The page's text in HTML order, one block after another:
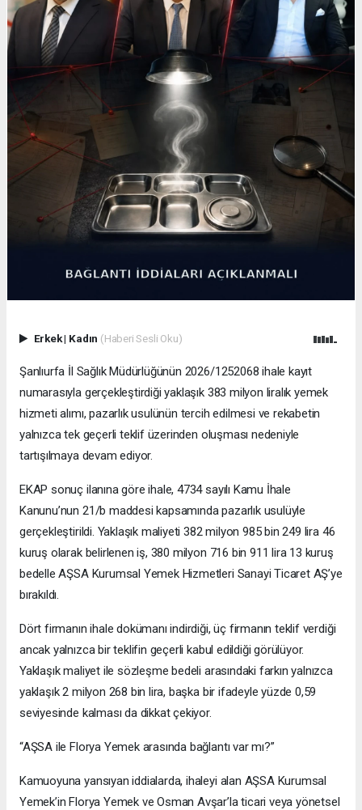
Erkek| Kadın (Haberi Sesli Oku)
Şanlıurfa İl Sağlık Müdürlüğünün 2026/1252068 ihale kayıt
numarasıyla gerçekleştirdiği yaklaşık 383 milyon liralık yemek
hizmeti alımı, pazarlık usulünün tercih edilmesi ve rekabetin
yalnızca tek geçerli teklif üzerinden oluşması nedeniyle
tartışılmaya devam ediyor.
EKAP sonuç ilanına göre ihale, 4734 sayılı Kamu İhale
Kanunu’nun 21/b maddesi kapsamında pazarlık usulüyle
gerçekleştirildi. Yaklaşık maliyeti 382 milyon 985 bin 249 lira 46
kuruş olarak belirlenen iş, 380 milyon 716 bin 911 lira 13 kuruş
bedelle AŞSA Kurumsal Yemek Hizmetleri Sanayi Ticaret AŞ’ye
bırakıldı.
Dört firmanın ihale dokümanı indirdiği, üç firmanın teklif verdiği
ancak yalnızca bir teklifin geçerli kabul edildiği görülüyor.
Yaklaşık maliyet ile sözleşme bedeli arasındaki farkın yalnızca
yaklaşık 2 milyon 268 bin lira, başka bir ifadeyle yüzde 0,59
seviyesinde kalması da dikkat çekiyor.
“AŞSA ile Florya Yemek arasında bağlantı var mı?”
Kamuoyuna yansıyan iddialarda, ihaleyi alan AŞSA Kurumsal
Yemek’in Florya Yemek ve Osman Avşar’la ticari veya yönetsel